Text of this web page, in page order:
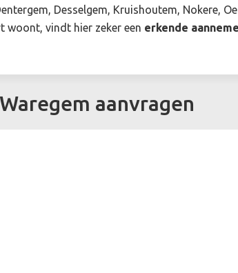
Desselgem, Kruishoutem, Nokere,
woont, vindt hier zeker een erkende
aanvragen